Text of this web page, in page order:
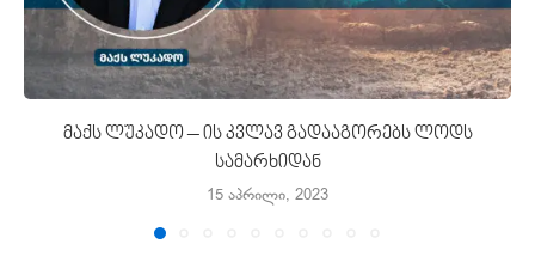
მაქს ლუკადო – ის კვლავ გადააგორებს ლოდს
სამარხიდან
15 აპრილი, 2023